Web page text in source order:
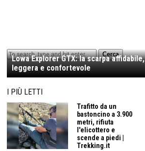
Cerca
Lowa Explorer GTX: la scarpa affidabile,
leggera e confortevole
I PIÙ LETTI
Trafitto da un
bastoncino a 3.900
metri, rifiuta
l'elicottero e
scende a piedi |
Trekking.it